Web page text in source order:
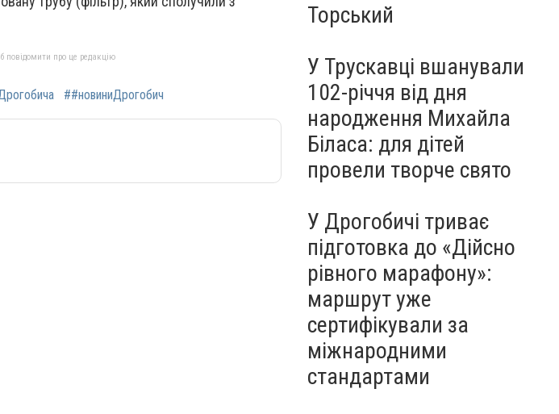
повідомити про це редакцію
##новиниДрогобич
Торський
У Трускавці вшанували
102-річчя від дня
народження Михайла
Біласа: для дітей
провели творче свято
У Дрогобичі триває
підготовка до «Дійсно
рівного марафону»:
маршрут уже
сертифікували за
міжнародними
стандартами